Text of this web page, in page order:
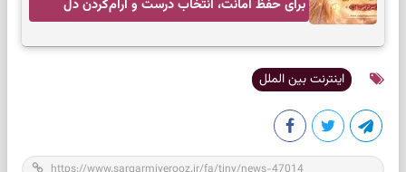
برای حفظ امانت، انتخاب درست و آرام‌کردن دل
اینترنت بین الملل